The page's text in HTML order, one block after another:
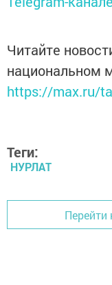
Читайте
национальном
https://max.ru/
Теги:
НУРЛАТ
Перейти